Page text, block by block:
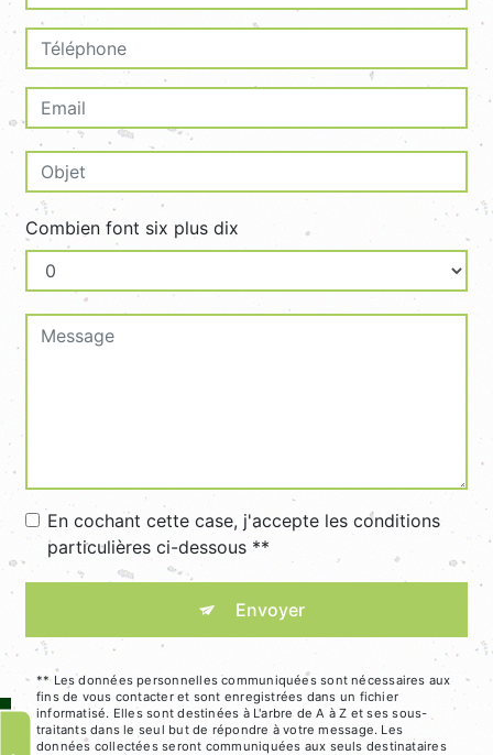
Combien font six plus dix
En cochant cette case, j'accepte les conditions
particulières ci-dessous **
Envoyer
** Les données personnelles communiquées sont nécessaires aux
fins de vous contacter et sont enregistrées dans un fichier
informatisé. Elles sont destinées à L'arbre de A à Z et ses sous-
traitants dans le seul but de répondre à votre message. Les
données collectées seront communiquées aux seuls destinataires